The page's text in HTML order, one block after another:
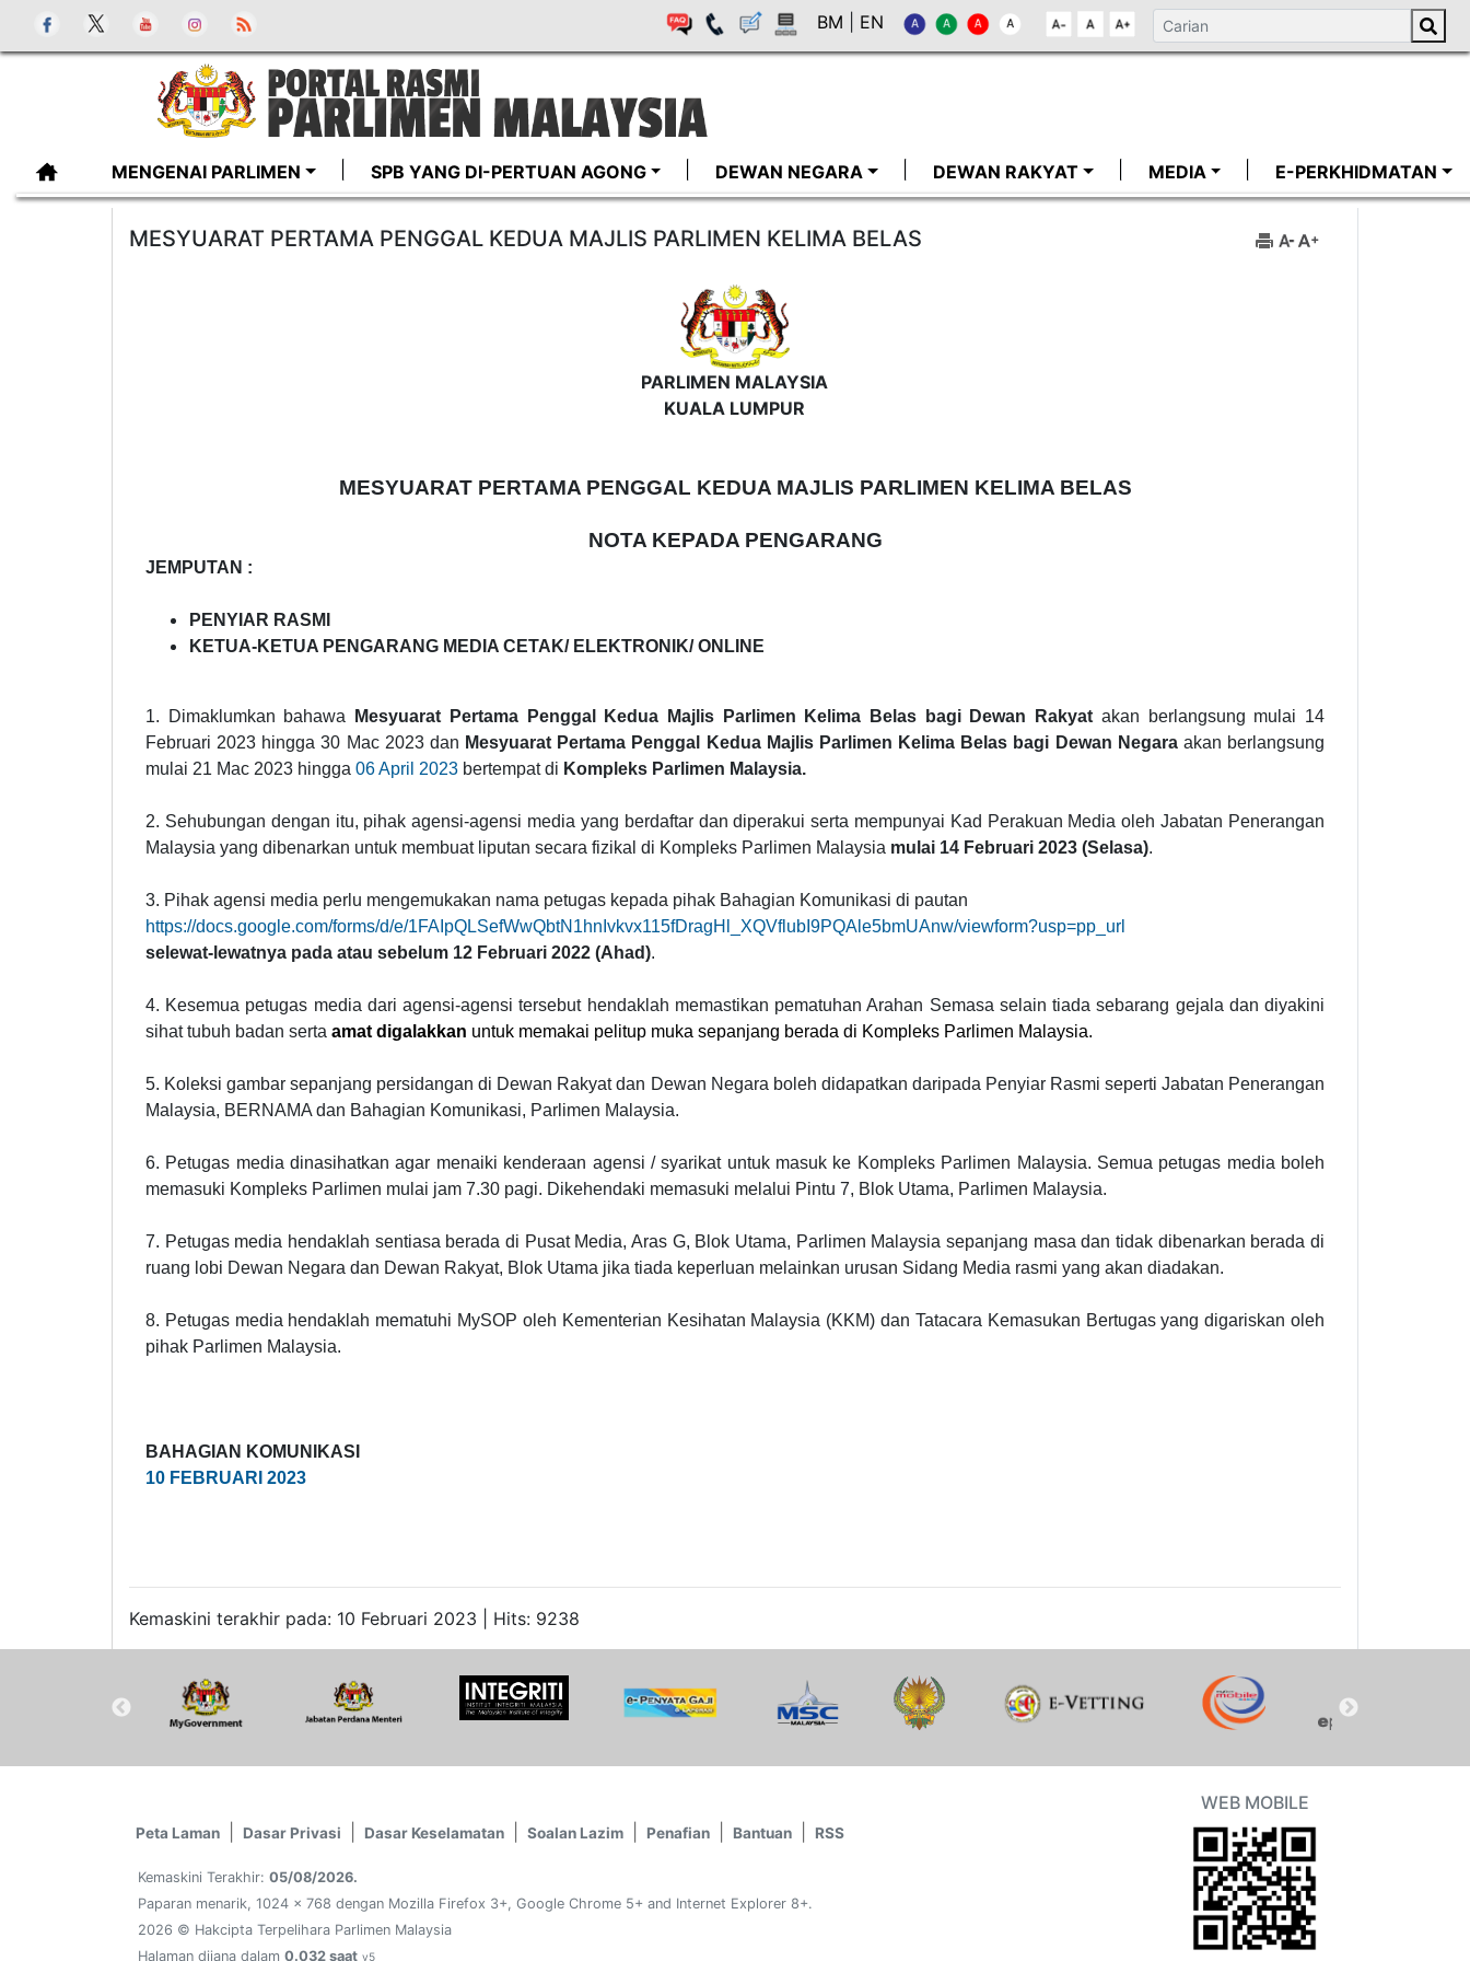
BM EN
MENGENAI PARLIMEN SPB YANG DI-PERTUAN AGONG DEWAN NEGARA DEWAN RAKYAT MEDIA E-PERKHIDMATAN
MESYUARAT PERTAMA PENGGAL KEDUA MAJLIS PARLIMEN KELIMA BELAS
PARLIMEN MALAYSIA
KUALA LUMPUR
MESYUARAT PERTAMA PENGGAL KEDUA MAJLIS PARLIMEN KELIMA BELAS
NOTA KEPADA PENGARANG
JEMPUTAN :
PENYIAR RASMI
KETUA-KETUA PENGARANG MEDIA CETAK/ ELEKTRONIK/ ONLINE
1. Dimaklumkan bahawa Mesyuarat Pertama Penggal Kedua Majlis Parlimen Kelima Belas bagi Dewan Rakyat akan berlangsung mulai 14
Februari 2023 hingga 30 Mac 2023 dan Mesyuarat Pertama Penggal Kedua Majlis Parlimen Kelima Belas bagi Dewan Negaraakan berlangsung
mulai 21 Mac 2023 hingga 06 April 2023 bertempat di Kompleks Parlimen Malaysia.
2. Sehubungan dengan itu, pihak agensi-agensi media yang berdaftar dan diperakui serta mempunyai Kad Perakuan Media oleh Jabatan Penerangan
Malaysia yang dibenarkan untuk membuat liputan secara fizikal di Kompleks Parlimen Malaysia mulai 14 Februari 2023 (Selasa).
3. Pihak agensi media perlu mengemukakan nama petugas kepada pihak Bahagian Komunikasi di pautan
https://docs.google.com/forms/d/e/1FAIpQLSefWwQbtN1hnIvkvx115fDragHl_XQVflubI9PQAle5bmUAnw/viewform?usp=pp_url
selewat-lewatnya pada atau sebelum 12 Februari 2022 (Ahad).
4. Kesemua petugas media dari agensi-agensi tersebut hendaklah memastikan pematuhan Arahan Semasa selain tiada sebarang gejala dan diyakini
sihat tubuh badan serta amat digalakkan untuk memakai pelitup muka sepanjang berada di Kompleks Parlimen Malaysia.
5. Koleksi gambarsepanjang persidangan di Dewan Rakyat dan Dewan Negara boleh didapatkan daripada Penyiar Rasmi seperti Jabatan Penerangan
Malaysia, BERNAMA dan Bahagian Komunikasi, Parlimen Malaysia.
6. Petugas media dinasihatkan agar menaiki kenderaan agensi / syarikat untuk masuk ke Kompleks Parlimen Malaysia. Semua petugas media boleh
memasuki Kompleks Parlimen mulai jam 7.30 pagi. Dikehendaki memasuki melalui Pintu 7, Blok Utama, Parlimen Malaysia.
7. Petugas media hendaklah sentiasa berada di Pusat Media, Aras G, Blok Utama, Parlimen Malaysia sepanjang masa dan tidak dibenarkan berada di
ruang lobi Dewan Negara dan Dewan Rakyat, Blok Utama jika tiada keperluan melainkan urusan Sidang Media rasmi yang akan diadakan.
8. Petugas media hendaklah mematuhi MySOP oleh Kementerian Kesihatan Malaysia (KKM) dan Tatacara Kemasukan Bertugas yang digariskan oleh
pihak Parlimen Malaysia.
BAHAGIAN KOMUNIKASI
10 FEBRUARI 2023
Kemaskini terakhir pada: 10 Februari 2023 | Hits: 9238
Peta Laman Dasar Privasi Dasar Keselamatan Soalan Lazim Penafian Bantuan RSS
Kemaskini Terakhir: 05/08/2026.
Paparan menarik, 1024 x 768 dengan Mozilla Firefox 3+, Google Chrome 5+ and Internet Explorer 8+.
2026 © Hakcipta Terpelihara Parlimen Malaysia
Halaman dijana dalam 0.032 saat v5
WEB MOBILE